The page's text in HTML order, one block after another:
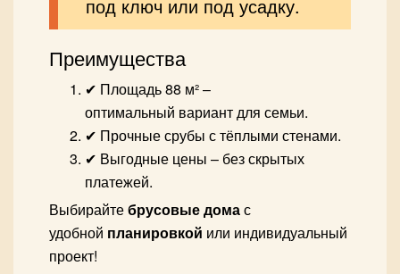
под ключ или под усадку.
Преимущества
✔ Площадь 88 м² –
оптимальный вариант для семьи.
✔ Прочные срубы с тёплыми стенами.
✔ Выгодные цены – без скрытых
платежей.
Выбирайтебрусовые домас
удобной планировкой или индивидуальный
проект!